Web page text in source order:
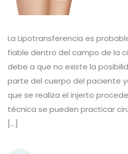
La Lipotransferencia es
fiable dentro del campo de la
debe a que no existe la
parte del cuerpo del paciente
que se realiza el injerto
técnica se pueden practicar
[…]